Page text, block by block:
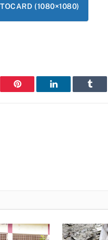
(1080×1080)
Pinterest LinkedIn